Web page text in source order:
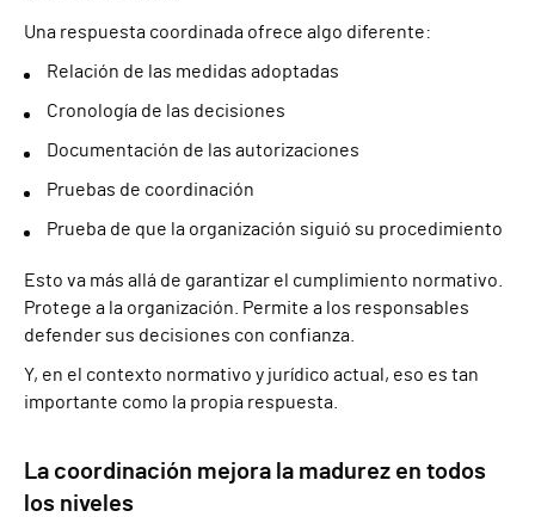
Una respuesta coordinada ofrece algo diferente:
Relación de las medidas adoptadas
Cronología de las decisiones
Documentación de las autorizaciones
Pruebas de coordinación
Prueba de que la organización siguió su procedimiento
Esto va más allá de garantizar el cumplimiento normativo.
Protege a la organización. Permite a los responsables
defender sus decisiones con confianza.
Y, en el contexto normativo y jurídico actual, eso es tan
importante como la propia respuesta.
La coordinación mejora la madurez en todos
los niveles